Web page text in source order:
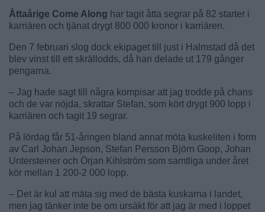
Åttaårige Come Along har tagit åtta segrar på 82 starter i
karriären och tjänat drygt 800 000 kronor i karriären.
Den 7 februari slog dock ekipaget till just i Halmstad då det
blev vinst till ett skrällodds, då han delade ut 179 gånger
pengarna.
– Jag hade sagt till några kompisar att jag trodde på chans
och de var nöjda, skrattar Stefan, som kört drygt 900 lopp i
karriären och tagit 19 segrar.
På lördag får 51-åringen bland annat möta kuskeliten i form
av Carl Johan Jepson, Stefan Persson Björn Goop, Johan
Untersteiner och Örjan Kihlström som samtliga under året
kör mellan 1 200-2 000 lopp.
– Det är kul att mäta sig med de bästa kuskarna i landet,
men jag tänker inte be om ursäkt för att jag är med i loppet